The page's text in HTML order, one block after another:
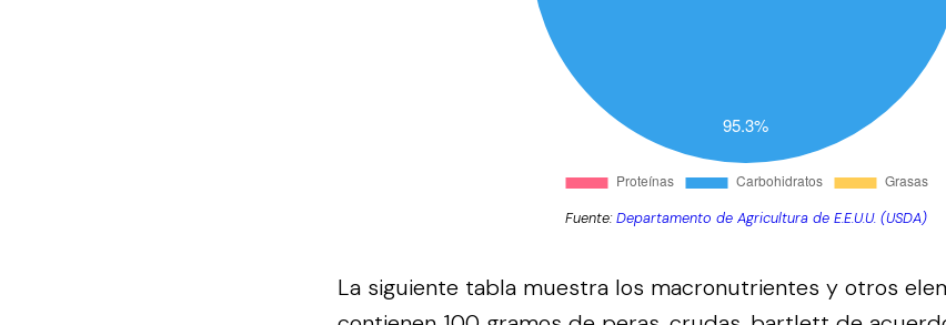
Fuente:Departamento de Agricultura de E.E.U.U. (USDA)
La siguiente tabla muestra los macronutrientes y otros